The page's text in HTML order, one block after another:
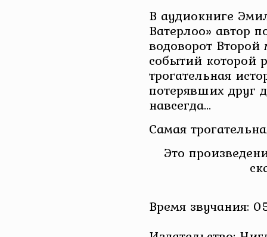
В аудиокниге
Ватерлоо» автор
водоворот
событий которой
трогательная
потерявших друг
навсегда…
Самая
Это
Время звучания: